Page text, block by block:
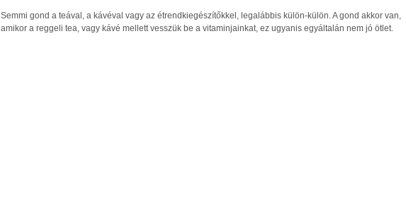
Semmi gond a teával, a kávéval vagy az étrendkiegészítőkkel, legalábbis külön-külön. A gond akkor van,
amikor a reggeli tea, vagy kávé mellett vesszük be a vitaminjainkat, ez ugyanis egyáltalán nem jó ötlet.